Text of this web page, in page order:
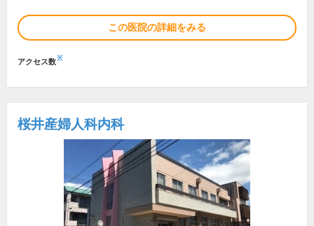
この医院の詳細をみる
アクセス数※
桜井産婦人科内科